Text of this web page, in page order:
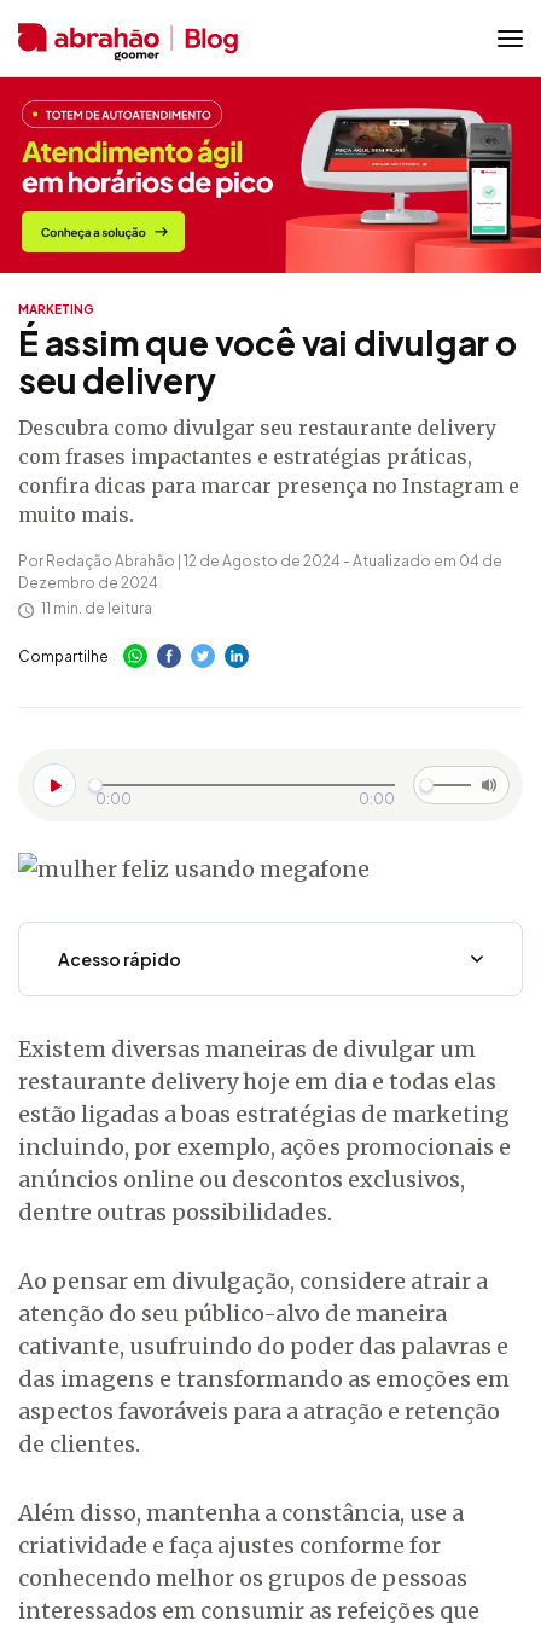
MARKETING
É assim que você vai divulgar o
seu delivery
Descubra como divulgar seu restaurante delivery
com frases impactantes e estratégias práticas,
confira dicas para marcar presença no Instagram e
muito mais.
Por Redação Abrahão | 12 de Agosto de 2024 - Atualizado em 04 de
Dezembro de 2024
11 min. de leitura
Compartilhe
0:00 0:00
Acesso rápido
Existem diversas maneiras de divulgar um
restaurante delivery hoje em dia e todas elas
estão ligadas a boas estratégias de marketing
incluindo, por exemplo, ações promocionais e
anúncios online ou descontos exclusivos,
dentre outras possibilidades.
Ao pensar em divulgação, considere atrair a
atenção do seu público-alvo de maneira
cativante, usufruindo do poder das palavras e
das imagens e transformando as emoções em
aspectos favoráveis para a atração e retenção
de clientes.
Além disso, mantenha a constância, use a
criatividade e faça ajustes conforme for
conhecendo melhor os grupos de pessoas
interessados em consumir as refeições que